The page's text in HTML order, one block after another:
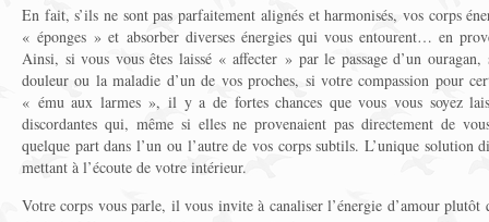
En fait, s’ils ne sont pas parfaitement alignés et harmonisés, vos corps
« éponges » et absorber diverses énergies qui vous entourent… en
Ainsi, si vous vous êtes laissé « affecter » par le passage d’un
douleur ou la maladie d’un de vos proches, si votre compassion pour
« ému aux larmes », il y a de fortes chances que vous vous soyez
discordantes qui, même si elles ne provenaient pas directement de
quelque part dans l’un ou l’autre de vos corps subtils. L’unique solution
mettant à l’écoute de votre intérieur.
Votre corps vous parle, il vous invite à canaliser l’énergie d’amour plutôt